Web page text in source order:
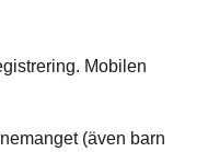
Mobilen
(även barn